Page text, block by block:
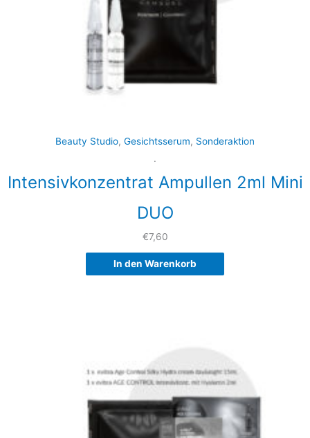
Beauty Studio, Gesichtsserum, Sonderaktion
.
Intensivkonzentrat Ampullen 2ml Mini
DUO
€7,60
In den Warenkorb